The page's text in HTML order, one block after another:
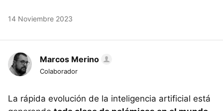
14 Noviembre 2023
Marcos Merino
Colaborador
La rápida evolución de la inteligencia artificial está